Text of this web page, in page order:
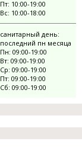
Пт: 10:00-19:00
Вс: 10:00-18:00
санитарный день:
последний пн месяца
Пн: 09:00-19:00
Вт: 09:00-19:00
Ср: 09:00-19:00
Пт: 09:00-19:00
Сб: 09:00-19:00